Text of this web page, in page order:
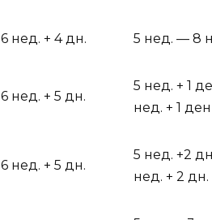
6 нед. + 4 дн. 5 нед. — 8
6 нед. + 5 дн.
5 нед. + 1
нед. + 1
6 нед. + 5 дн.
5 нед. +2
нед. + 2 дн.